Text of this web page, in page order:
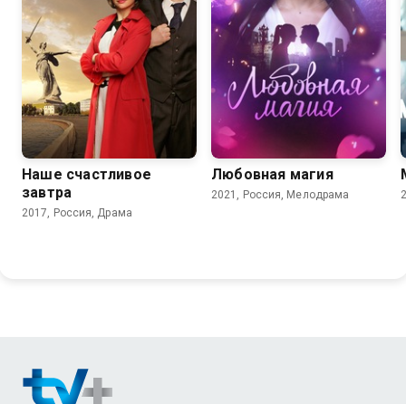
8.0
Наше счастливое
завтра
2017, Россия, Драма
Любовная магия
2021, Россия, Мелодрама